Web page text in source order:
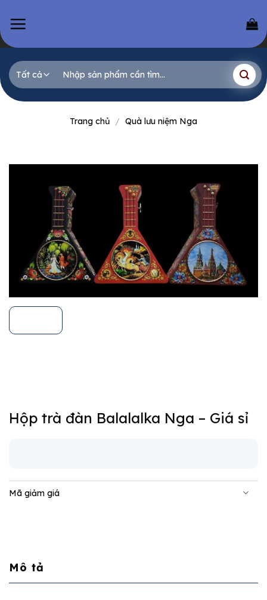
content
kiếm:
Trang chủ / Quà lưu niệm Nga
Hộp trà đàn Balalalka Nga – Giá sỉ
Mã giảm giá
Mô tả